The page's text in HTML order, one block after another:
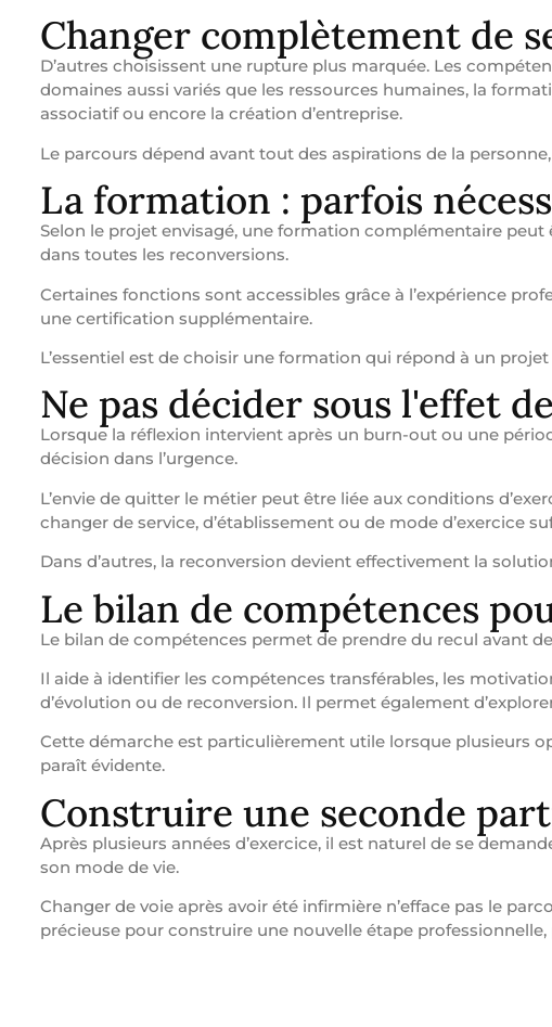
Changer complètement de
D’autres choisissent une rupture plus marquée. Les
domaines aussi variés que les ressources humaines, la
associatif ou encore la création d’entreprise.
Le parcours dépend avant tout des aspirations de la
La formation : parfois
Selon le projet envisagé, une formation complémentaire peut
dans toutes les reconversions.
Certaines fonctions sont accessibles grâce à l’expérience
une certification supplémentaire.
L’essentiel est de choisir une formation qui répond à un
Ne pas décider sous l'effet
Lorsque la réflexion intervient après un burn-out ou une
décision dans l’urgence.
L’envie de quitter le métier peut être liée aux conditions
changer de service, d’établissement ou de mode d’exercice
Dans d’autres, la reconversion devient effectivement la
Le bilan de compétences
Le bilan de compétences permet de prendre du recul avant
Il aide à identifier les compétences transférables, les
d’évolution ou de reconversion. Il permet également
Cette démarche est particulièrement utile lorsque plusieurs
paraît évidente.
Construire une seconde
Après plusieurs années d’exercice, il est naturel de se
son mode de vie.
Changer de voie après avoir été infirmière n’efface pas le
précieuse pour construire une nouvelle étape